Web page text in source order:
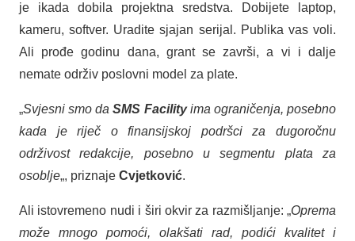
je ikada dobila projektna sredstva. Dobijete laptop,
kameru, softver. Uradite sjajan serijal. Publika vas voli.
Ali prođe godinu dana, grant se završi, a vi i dalje
nemate održiv poslovni model za plate.
„Svjesni smo daSMS Facilityima ograničenja, posebno
kada je riječ o finansijskoj podršci za dugoročnu
održivost redakcije, posebno u segmentu plata za
osoblje„, priznaje Cvjetković.
Ali istovremeno nudi i širi okvir za razmišljanje: „Oprema
može mnogo pomoći, olakšati rad, podići kvalitet i